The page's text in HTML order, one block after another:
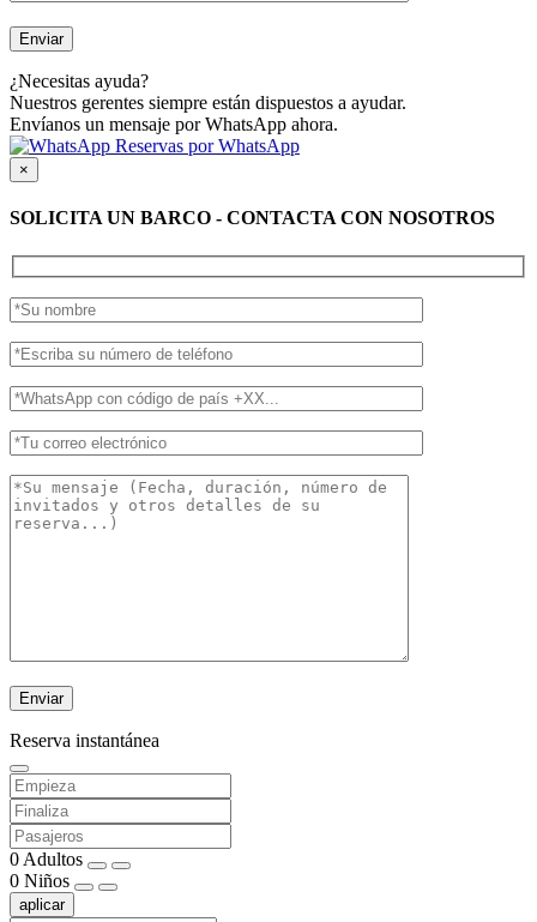
¿Necesitas ayuda?
Nuestros gerentes siempre están dispuestos a ayudar.
Envíanos un mensaje por WhatsApp ahora.
Reservas por WhatsApp
×
SOLICITA UN BARCO - CONTACTA CON NOSOTROS
Reserva instantánea
0 Adultos
0 Niños
aplicar